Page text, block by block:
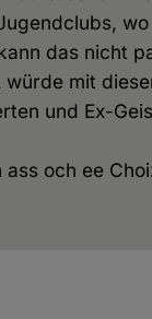
das nicht
mit
und Ex-
och ee